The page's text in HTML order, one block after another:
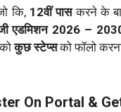
कि, 12वीं पासकरने के
एडमिशन 2026 –
कुछ स्टेप्सको फॉलो
On Portal &